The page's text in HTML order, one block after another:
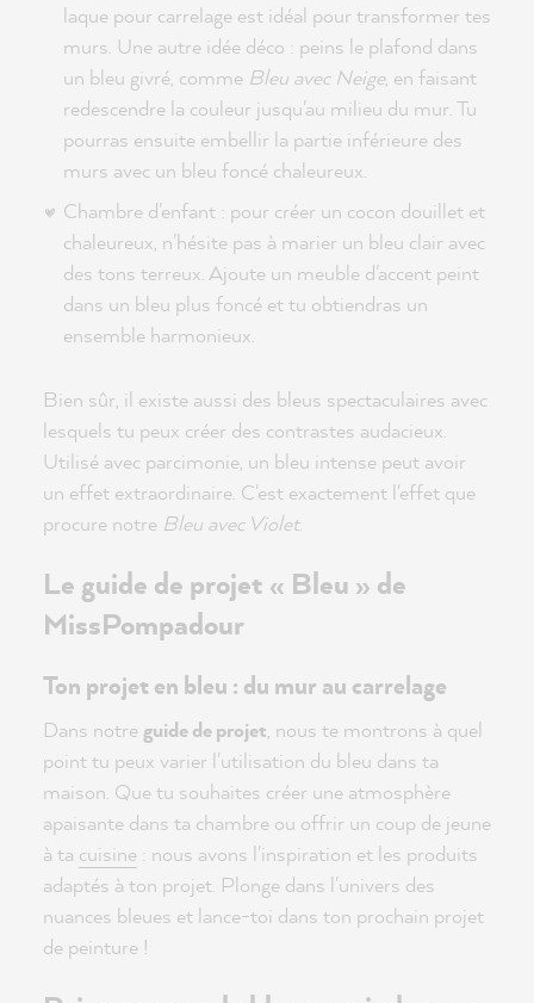
laque pour carrelage est idéal pour transformer tes
murs. Une autre idée déco : peins le plafond dans
un bleu givré, comme Bleu avec Neige, en faisant
redescendre la couleur jusqu'au milieu du mur. Tu
pourras ensuite embellir la partie inférieure des
murs avec un bleu foncé chaleureux.
Chambre d'enfant : pour créer un cocon douillet et
chaleureux, n'hésite pas à marier un bleu clair avec
des tons terreux. Ajoute un meuble d'accent peint
dans un bleu plus foncé et tu obtiendras un
ensemble harmonieux.
Bien sûr, il existe aussi des bleus spectaculaires avec
lesquels tu peux créer des contrastes audacieux.
Utilisé avec parcimonie, un bleu intense peut avoir
un effet extraordinaire. C'est exactement l'effet que
procure notre Bleu avec Violet.
Le guide de projet « Bleu » de
MissPompadour
Ton projet en bleu : du mur au carrelage
Dans notre guide de projet, nous te montrons à quel
point tu peux varier l'utilisation du bleu dans ta
maison. Que tu souhaites créer une atmosphère
apaisante dans ta chambre ou offrir un coup de jeune
à ta cuisine : nous avons l'inspiration et les produits
adaptés à ton projet. Plonge dans l'univers des
nuances bleues et lance-toi dans ton prochain projet
de peinture !